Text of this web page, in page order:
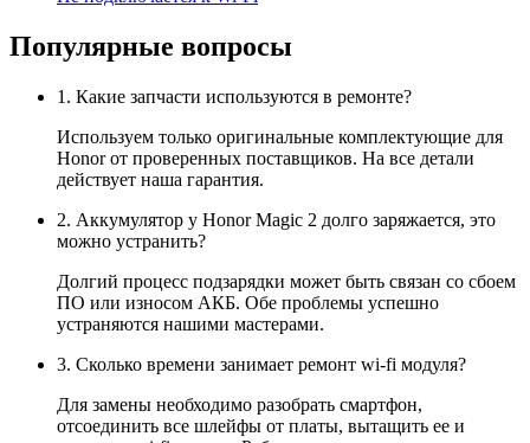
Популярные вопросы
1. Какие запчасти используются в ремонте?
Используем только оригинальные комплектующие для
Honor от проверенных поставщиков. На все детали
действует наша гарантия.
2. Аккумулятор у Honor Magic 2 долго заряжается, это
можно устранить?
Долгий процесс подзарядки может быть связан со сбоем
ПО или износом АКБ. Обе проблемы успешно
устраняются нашими мастерами.
3. Сколько времени занимает ремонт wi-fi модуля?
Для замены необходимо разобрать смартфон,
отсоединить все шлейфы от платы, вытащить ее и